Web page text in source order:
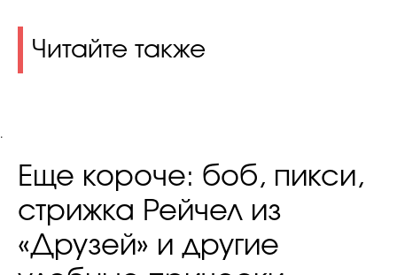
Читайте также
.
Еще короче: боб, пикси,
стрижка Рейчел из
«Друзей» и другие